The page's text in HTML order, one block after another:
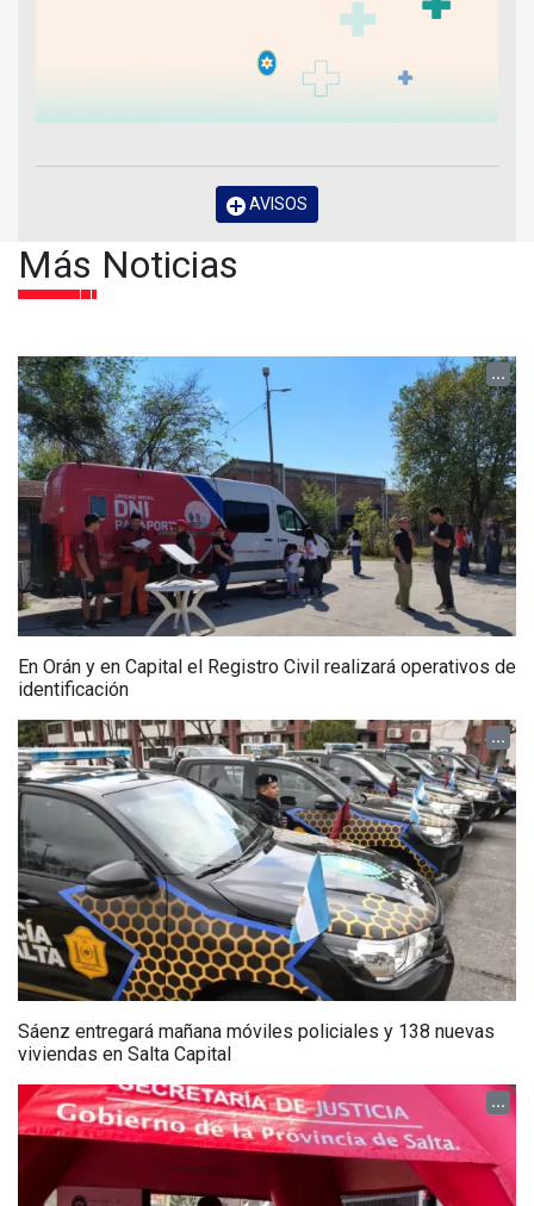
AVISOS
Más Noticias
...
En Orán y en Capital el Registro Civil realizará operativos de
identificación
...
Sáenz entregará mañana móviles policiales y 138 nuevas
viviendas en Salta Capital
...